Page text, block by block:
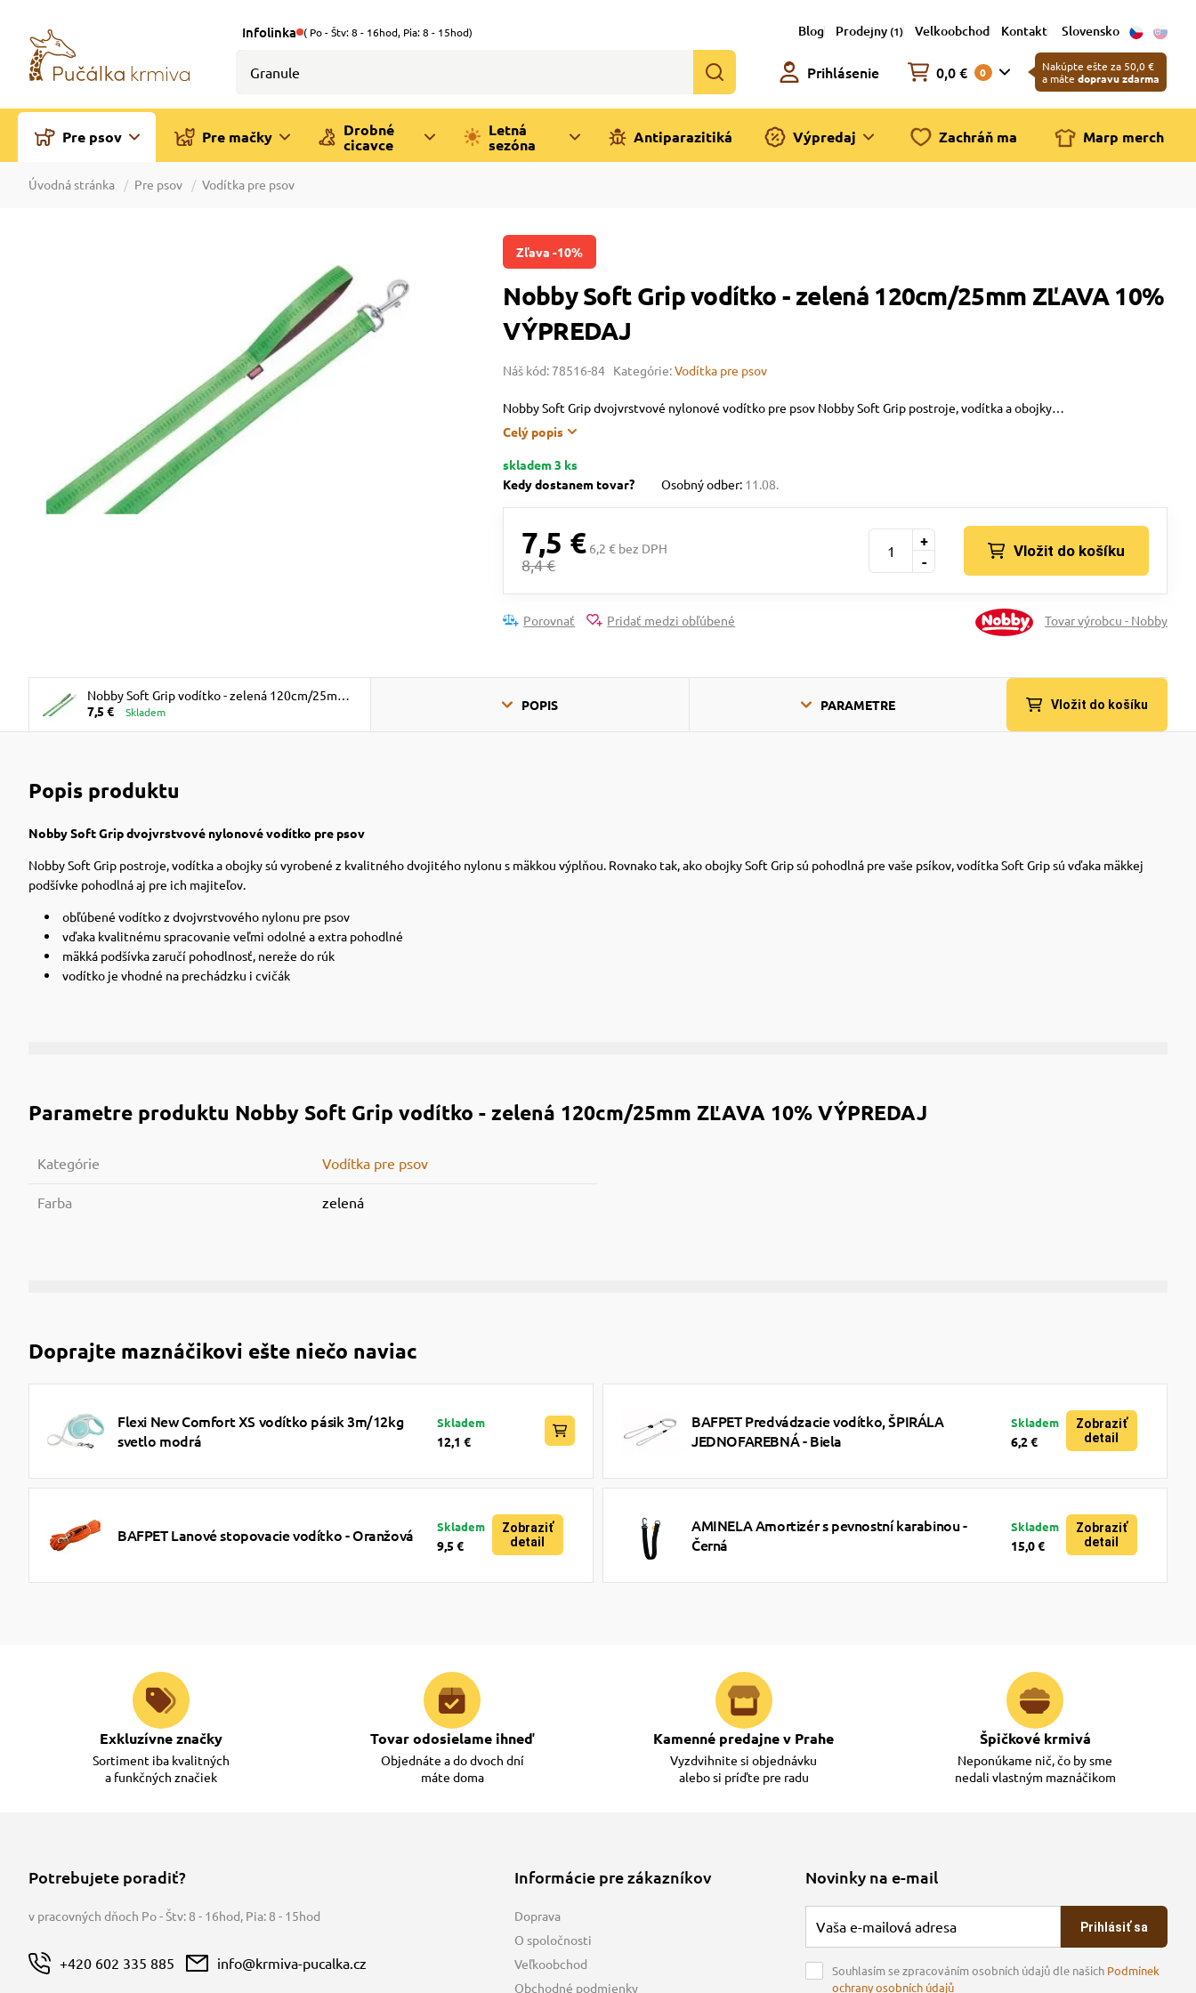
Infolinka ( Po - Štv: 8 - 16hod, Pia: 8 - 15hod) Blog Prodejny (1) Velkoobchod Kontakt Slovensko
Prihlásenie 0,0 € 0
Nakúpte ešte za 50,0 €
a máte dopravu zdarma
Pre psov Pre mačky
Drobné
cicavce
Letná
sezóna
Antiparazitiká Výpredaj Zachráň ma Marp merch
Úvodná stránka Pre psov Vodítka pre psov
Zľava -10%
Nobby Soft Grip vodítko - zelená 120cm/25mm ZĽAVA 10%
VÝPREDAJ
Náš kód: 78516-84 Kategórie:Vodítka pre psov
Nobby Soft Grip dvojvrstvové nylonové vodítko pre psov Nobby Soft Grip postroje, vodítka a obojky…
Celý popis
skladem 3 ks
Kedy dostanem tovar?
Osobný odber: 11.08.
7,5 € 6,2 € bez DPH
8,4 € -
+
Vložit do košíku
Porovnať Pridať medzi obľúbené Tovar výrobcu - Nobby
Nobby Soft Grip vodítko - zelená 120cm/25mm
ZĽAVA 10% VÝPREDAJ
7,5 € Skladem POPIS PARAMETRE Vložit do košíku
Popis produktu
Nobby Soft Grip dvojvrstvové nylonové vodítko pre psov
Nobby Soft Grip postroje, vodítka a obojky sú vyrobené z kvalitného dvojitého nylonu s mäkkou výplňou. Rovnako tak, ako obojky Soft Grip sú pohodlná pre vaše psíkov, vodítka Soft Grip sú vďaka mäkkej
podšívke pohodlná aj pre ich majiteľov.
obľúbené vodítko z dvojvrstvového nylonu pre psov
vďaka kvalitnému spracovanie veľmi odolné a extra pohodlné
mäkká podšívka zaručí pohodlnosť, nereže do rúk
vodítko je vhodné na prechádzku i cvičák
Parametre produktu Nobby Soft Grip vodítko - zelená 120cm/25mm ZĽAVA 10% VÝPREDAJ
Kategórie Vodítka pre psov
Farba zelená
Doprajte maznáčikovi ešte niečo naviac
Flexi New Comfort XS vodítko pásik 3m/12kg
svetlo modrá
Skladem
12,1 €
BAFPET Predvádzacie vodítko, ŠPIRÁLA
JEDNOFAREBNÁ - Biela
Skladem
6,2 €
Zobraziť
detail
BAFPET Lanové stopovacie vodítko - Oranžová Skladem
9,5 €
Zobraziť
detail
AMINELA Amortizér s pevnostní karabinou -
Černá
Skladem
15,0 €
Zobraziť
detail
Exkluzívne značky
Sortiment iba kvalitných
a funkčných značiek
Tovar odosielame ihneď
Objednáte a do dvoch dní
máte doma
Kamenné predajne v Prahe
Vyzdvihnite si objednávku
alebo si príďte pre radu
Špičkové krmivá
Neponúkame nič, čo by sme
nedali vlastným maznáčikom
Potrebujete poradiť?
v pracovných dňoch Po - Štv: 8 - 16hod, Pia: 8 - 15hod
+420 602 335 885 info@krmiva-pucalka.cz
Informácie pre zákazníkov
Doprava
O spoločnosti
Veľkoobchod
Obchodné podmienky
Novinky na e-mail
Prihlásiť sa
Souhlasím se zpracováním osobních údajů dle našich Podmínek
ochrany osobních údajů